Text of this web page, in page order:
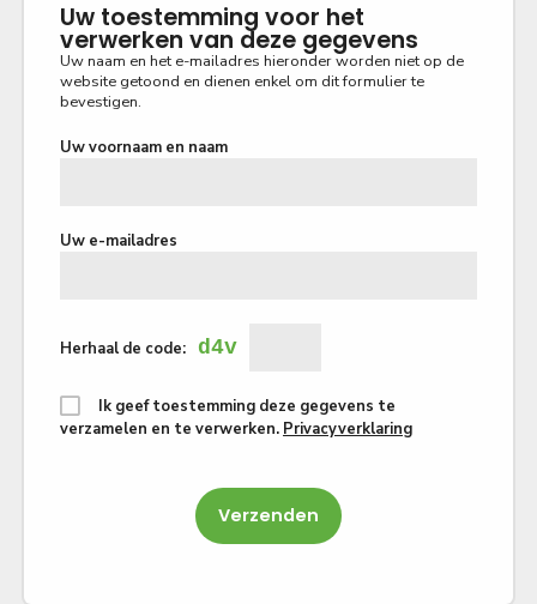
Uw toestemming voor het
verwerken van deze gegevens
Uw naam en het e-mailadres hieronder worden niet op de
website getoond en dienen enkel om dit formulier te
bevestigen.
Uw voornaam en naam
Uw e-mailadres
Herhaal de code: d4v
Ik geef toestemming deze gegevens te
verzamelen en te verwerken. Privacyverklaring